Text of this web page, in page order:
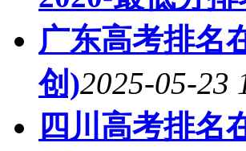
广东高考排名
创)2025-05-23
四川高考排名